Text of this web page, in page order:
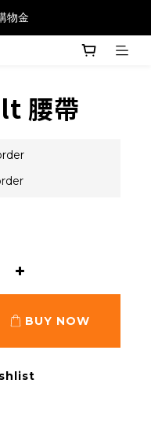
物金
腰帶
BUY NOW